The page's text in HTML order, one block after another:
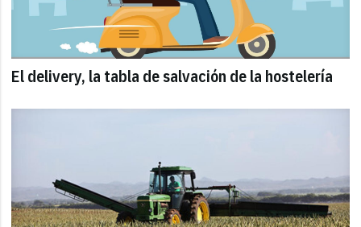
El delivery, la tabla de salvación de la hostelería